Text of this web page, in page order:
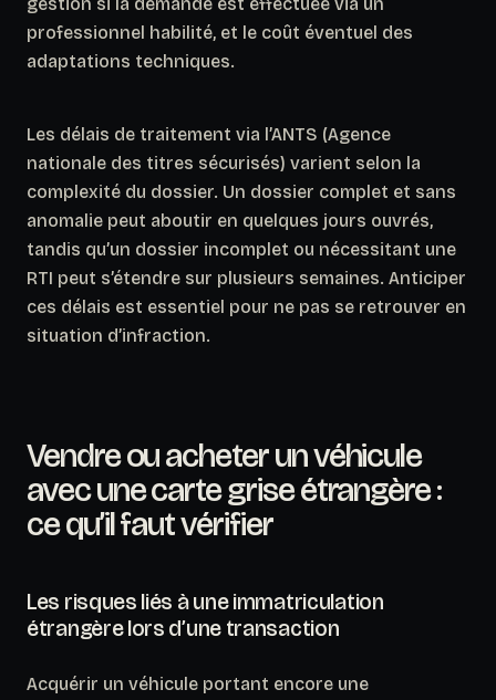
professionnel habilité, et le coût éventuel des
adaptations techniques.
Les délais de traitement via l’ANTS (Agence
nationale des titres sécurisés) varient selon la
complexité du dossier. Un dossier complet et sans
anomalie peut aboutir en quelques jours ouvrés,
tandis qu’un dossier incomplet ou nécessitant une
RTI peut s’étendre sur plusieurs semaines. Anticiper
ces délais est essentiel pour ne pas se retrouver en
situation d’infraction.
Vendre ou acheter un véhicule
avec une carte grise étrangère :
ce qu’il faut vérifier
Les risques liés à une immatriculation
étrangère lors d’une transaction
Acquérir un véhicule portant encore une